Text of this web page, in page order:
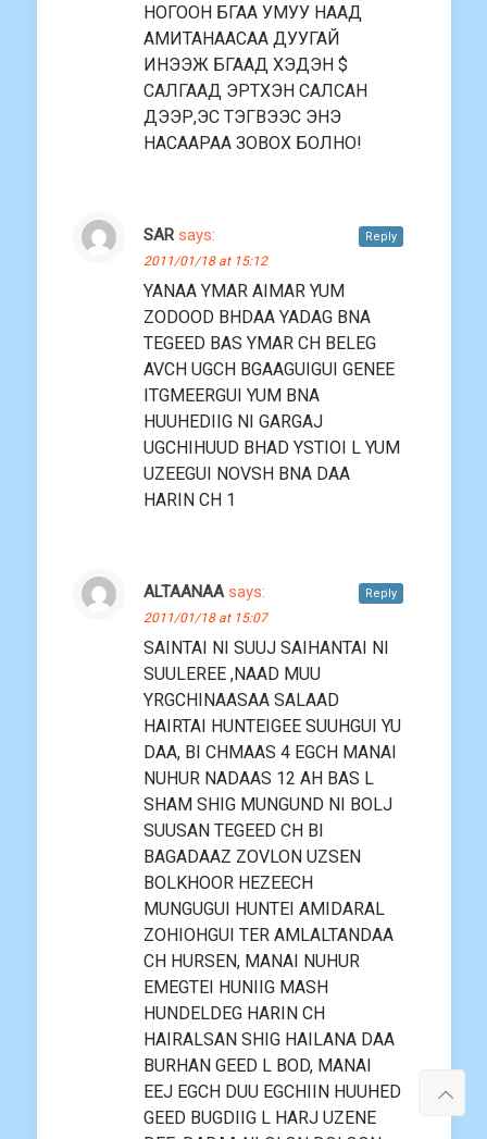
НОГООН БГАА УМУУ НААД
АМИТАНААСАА ДУУГАЙ
ИНЭЭЖ БГААД ХЭДЭН $
САЛГААД ЭРТХЭН САЛСАН
ДЭЭР,ЭС ТЭГВЭЭС ЭНЭ
НАСААРАА ЗОВОХ БОЛНО!
SAR says:
2011/01/18 at 15:12
YANAA YMAR AIMAR YUM
ZODOOD BHDAA YADAG BNA
TEGEED BAS YMAR CH BELEG
AVCH UGCH BGAAGUIGUI GENEE
ITGMEERGUI YUM BNA
HUUHEDIIG NI GARGAJ
UGCHIHUUD BHAD YSTIOI L YUM
UZEEGUI NOVSH BNA DAA
HARIN CH 1
Reply
ALTAANAA says:
2011/01/18 at 15:07
SAINTAI NI SUUJ SAIHANTAI NI
SUULEREE ,NAAD MUU
YRGCHINAASAA SALAAD
HAIRTAI HUNTEIGEE SUUHGUI YU
DAA, BI CHMAAS 4 EGCH MANAI
NUHUR NADAAS 12 AH BAS L
SHAM SHIG MUNGUND NI BOLJ
SUUSAN TEGEED CH BI
BAGADAAZ ZOVLON UZSEN
BOLKHOOR HEZEECH
MUNGUGUI HUNTEI AMIDARAL
ZOHIOHGUI TER AMLALTANDAA
CH HURSEN, MANAI NUHUR
EMEGTEI HUNIIG MASH
HUNDELDEG HARIN CH
HAIRALSAN SHIG HAILANA DAA
BURHAN GEED L BOD, MANAI
EEJ EGCH DUU EGCHIIN HUUHED
GEED BUGDIIG L HARJ UZENE
Reply